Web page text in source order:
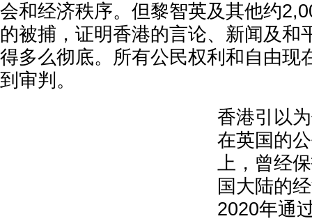
会和经济秩序。但黎智英及其他约
的被捕，证明香港的言论、新闻及和
得多么彻底。所有公民权利和自由现
到审判。
香港引以
在英国的
上，曾经
国大陆的
2020年通